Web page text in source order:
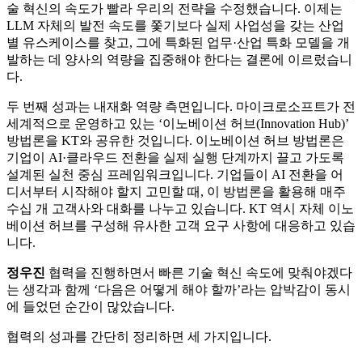
술 혁신의 속도가 빨라 우리의 전략을 수정했습니다. 이제는
LLM 자체의 발전 속도를 쫓기보다 실제 사업성을 갖는 산업
별 유스케이스를 찾고, 그에 특화된 업무·산업 특화 모델을 개
발하는 데 양사의 역량을 집중해야 한다는 결론에 이르렀습니
다.
두 번째 성과는 내재화 역량 측면입니다. 마이크로소프트가 전
세계적으로 운영하고 있는 ‘이노베이션 허브(Innovation Hub)’
방법론을 KT와 공유한 것입니다. 이노베이션 허브 방법론은
기업이 AI·클라우드 전환을 실제 실행 단계까지 끌고 가도록
설계된 실천 중심 프레임워크입니다. 기업들이 AI 전환을 어
디서부터 시작해야 할지 고민할 때, 이 방법론을 활용해 매주
수십 개 고객사와 대화를 나누고 있습니다. KT 역시 자체 이노
베이션 허브를 구성해 유사한 고객 요구 사항에 대응하고 있습
니다.
정우진 협력을 진행하면서 빠른 기술 혁신 속도에 맞춰야겠다
는 생각과 함께 ‘다음은 어떻게 해야 할까’라는 압박감이 동시
에 들었던 순간이 많았습니다.
협력의 성과를 간단히 정리하면 세 가지입니다.